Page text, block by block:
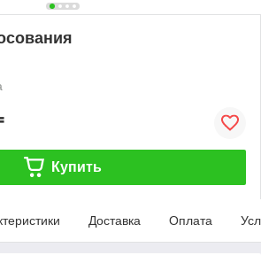
Купить
Доставка Оплата